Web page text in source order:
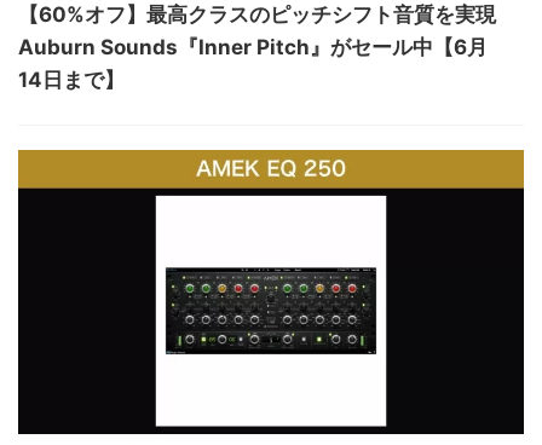
【60%オフ】最高クラスのピッチシフト音質を実現
Auburn Sounds『Inner Pitch』がセール中【6月
14日まで】